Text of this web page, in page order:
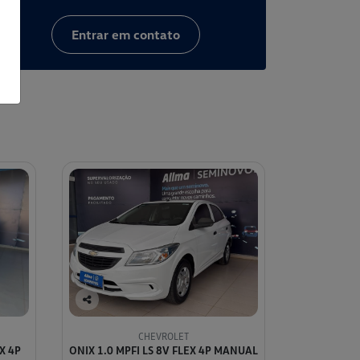
Entrar em contato
4P
Co
lhe
CHEVROLET
ONIX 1.0 MPFI LS 8V FLEX 4P MANUAL